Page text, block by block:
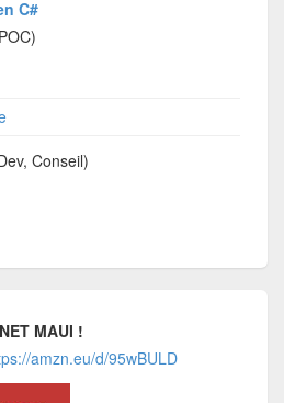
C#
Conseil)
MAUI !
amzn.eu/d/95wBULD